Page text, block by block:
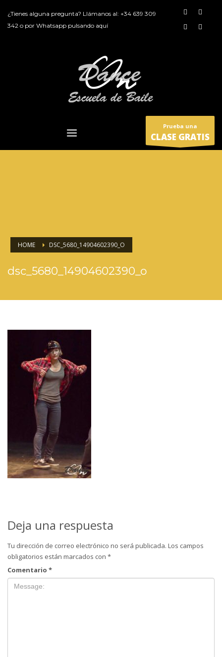
¿Tienes alguna pregunta? Llámanos al: +34 639 309
342 o por Whatsapp pulsando aquí
Prueba una
CLASE GRATIS
HOME DSC_5680_14904602390_O
dsc_5680_14904602390_o
Deja una respuesta
Tu dirección de correo electrónico no será publicada. Los campos
obligatorios están marcados con *
Comentario *